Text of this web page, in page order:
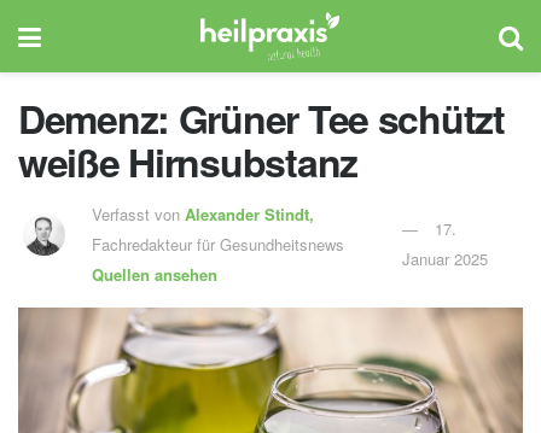
Demenz: Grüner Tee schützt
weiße Hirnsubstanz
Verfasst von Alexander Stindt,
Fachredakteur für Gesundheitsnews
Quellen ansehen
17.
Januar 2025